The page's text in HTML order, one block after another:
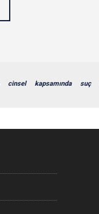
cinsel kapsamında suç